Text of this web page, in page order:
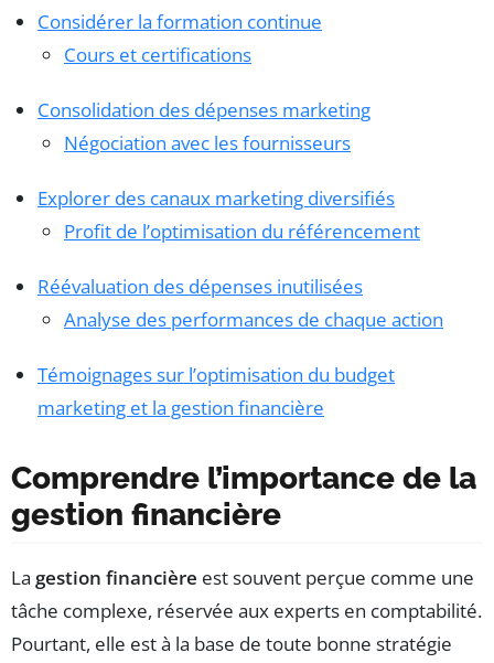
Considérer la formation continue
Cours et certifications
Consolidation des dépenses marketing
Négociation avec les fournisseurs
Explorer des canaux marketing diversifiés
Profit de l’optimisation du référencement
Réévaluation des dépenses inutilisées
Analyse des performances de chaque action
Témoignages sur l’optimisation du budget
marketing et la gestion financière
Comprendre l’importance de la
gestion financière
La gestion financière est souvent perçue comme une
tâche complexe, réservée aux experts en comptabilité.
Pourtant, elle est à la base de toute bonne stratégie